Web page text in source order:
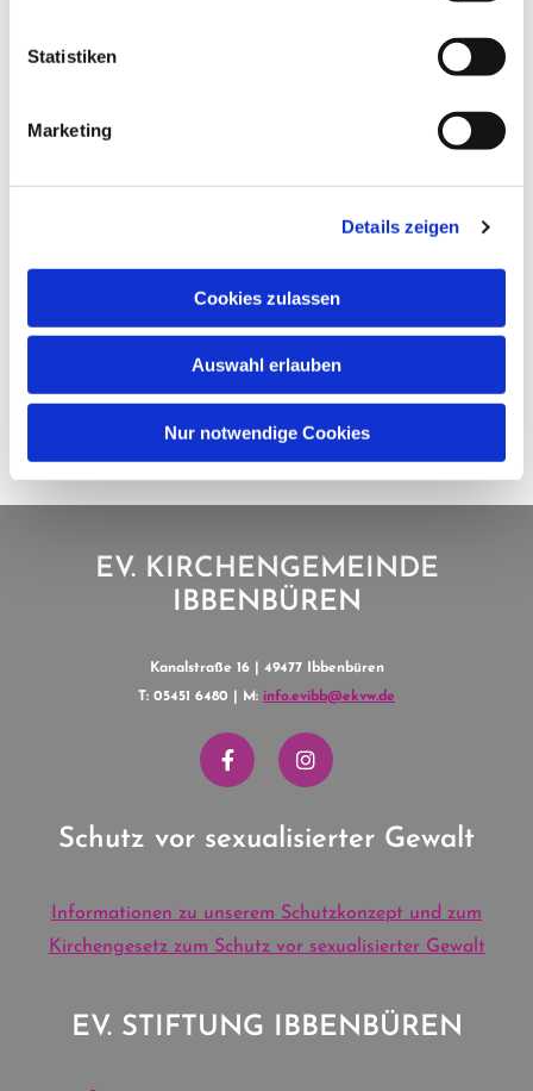
Statistiken
Marketing
Details zeigen
Cookies zulassen
Auswahl erlauben
Nur notwendige Cookies
EV. KIRCHENGEMEINDE
IBBENBÜREN
Kanalstraße 16 | 49477 Ibbenbüren
T: 05451 6480 | M: info.evibb@ekvw.de
Schutz vor sexualisierter Gewalt
Informationen zu unserem Schutzkonzept und zum
Kirchengesetz zum Schutz vor sexualisierter Gewalt
EV. STIFTUNG IBBENBÜREN